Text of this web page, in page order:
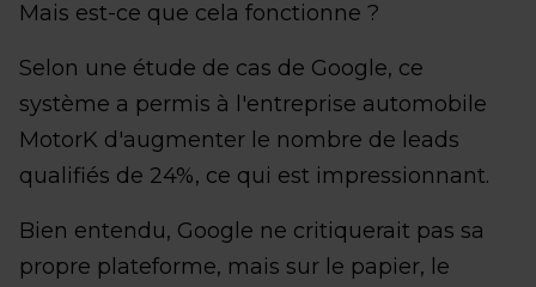
Mais est-ce que cela fonctionne ?
Selon une étude de cas de Google, ce
système a permis à l'entreprise automobile
MotorK d'augmenter le nombre de leads
qualifiés de 24%, ce qui est impressionnant.
Bien entendu, Google ne critiquerait pas sa
propre plateforme, mais sur le papier, le